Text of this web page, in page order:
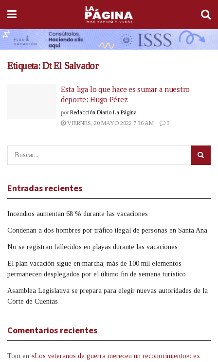
Etiqueta:Dt El Salvador
Esta liga lo que hace es sumar a nuestro
deporte: Hugo Pérez
por Redacción Diario La Página
VIERNES, 20 MAYO 2022 7:36 AM
3
Entradas recientes
Incendios aumentan 68 % durante las vacaciones
Condenan a dos hombres por tráfico ilegal de personas en Santa Ana
No se registran fallecidos en playas durante las vacaciones
El plan vacación sigue en marcha; más de 100 mil elementos
permanecen desplegados por el último fin de semana turístico
Asamblea Legislativa se prepara para elegir nuevas autoridades de la
Corte de Cuentas
Comentarios recientes
Tom en «Los veteranos de guerra merecen un reconocimiento»: ex